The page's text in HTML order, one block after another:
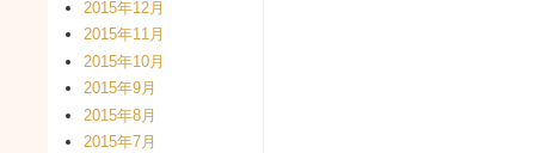
2015年12月
2015年11月
2015年10月
2015年9月
2015年8月
2015年7月